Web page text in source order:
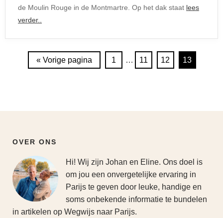
de Moulin Rouge in de Montmartre. Op het dak staat lees
verder..
« Vorige pagina 1 … 11 12 13
OVER ONS
Hi! Wij zijn Johan en Eline. Ons doel is
om jou een onvergetelijke ervaring in
Parijs te geven door leuke, handige en
soms onbekende informatie te bundelen
in artikelen op Wegwijs naar Parijs.